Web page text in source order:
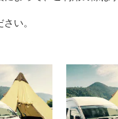
い。